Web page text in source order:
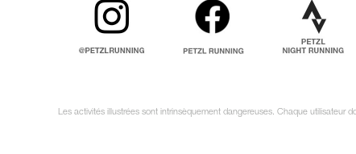
Les activités illustrées sont intrinsèquement dangereuses. Chaque utilisateur